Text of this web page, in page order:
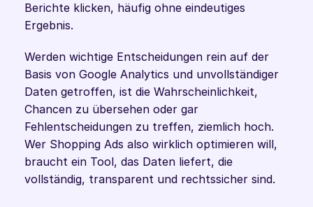
Berichte klicken, häufig ohne eindeutiges
Ergebnis.
Werden wichtige Entscheidungen rein auf der
Basis von Google Analytics und unvollständiger
Daten getroffen, ist die Wahrscheinlichkeit,
Chancen zu übersehen oder gar
Fehlentscheidungen zu treffen, ziemlich hoch.
Wer Shopping Ads also wirklich optimieren will,
braucht ein Tool, das Daten liefert, die
vollständig, transparent und rechtssicher sind.